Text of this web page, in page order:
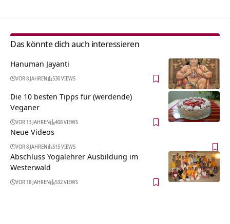
Das könnte dich auch interessieren
Hanuman Jayanti
VOR 8 JAHREN 530 VIEWS
Die 10 besten Tipps für (werdende)
Veganer
VOR 13 JAHREN 408 VIEWS
Neue Videos
VOR 8 JAHREN 515 VIEWS
Abschluss Yogalehrer Ausbildung im
Westerwald
VOR 18 JAHREN 532 VIEWS